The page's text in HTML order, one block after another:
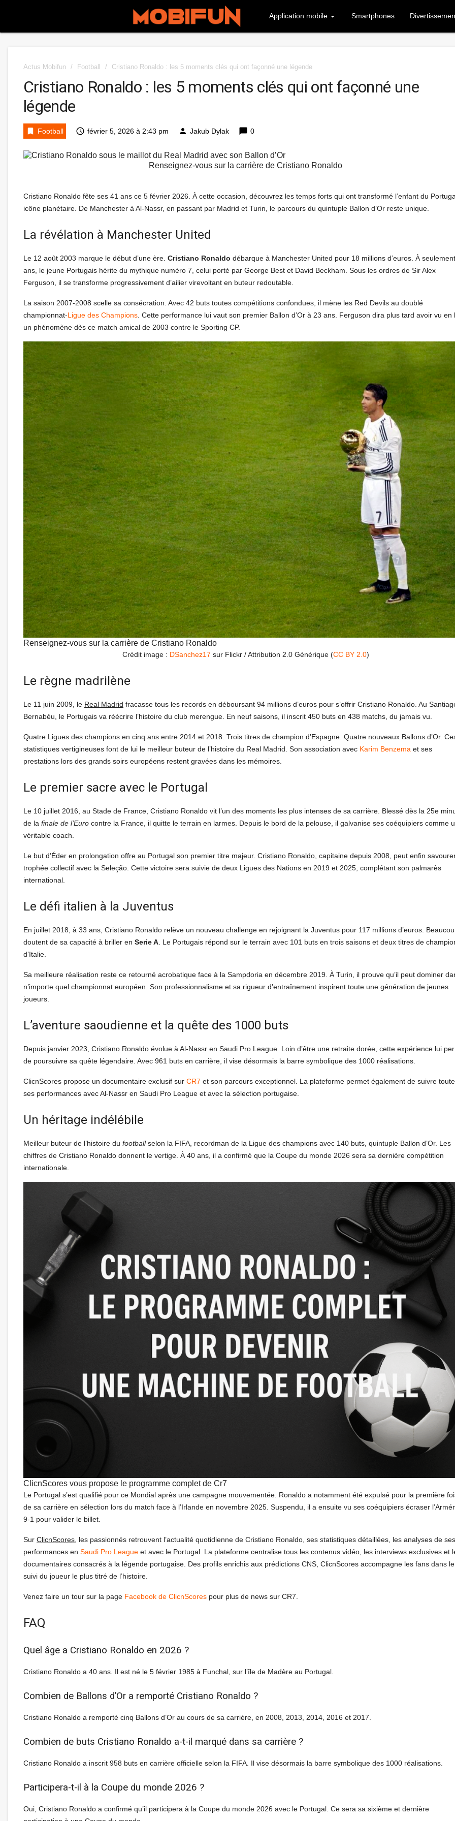
Application mobile Smartphones
Actus Mobifun / Football / Cristiano Ronaldo : les 5 moments clés qui ont façonné une légende
Cristiano Ronaldo : les 5 moments clés qui ont façonné une
légende
bookmark Football access_time février 5, 2026 à 2:43 pm person Jakub Dylak chat_bubble 0
Renseignez-vous sur la carrière de Cristiano Ronaldo
Cristiano Ronaldo fête ses 41 ans ce 5 février 2026. À cette occasion, découvrez les temps forts qui ont transformé l’enfant du
icône planétaire. De Manchester à Al-Nassr, en passant par Madrid et Turin, le parcours du quintuple Ballon d’Or reste unique.
La révélation à Manchester United
Le 12 août 2003 marque le début d’une ère. Cristiano Ronaldo débarque à Manchester United pour 18 millions d’euros. À
ans, le jeune Portugais hérite du mythique numéro 7, celui porté par George Best et David Beckham. Sous les ordres de Sir Alex
Ferguson, il se transforme progressivement d’ailier virevoltant en buteur redoutable.
La saison 2007-2008 scelle sa consécration. Avec 42 buts toutes compétitions confondues, il mène les Red Devils au doublé
championnat-Ligue des Champions . Cette performance lui vaut son premier Ballon d’Or à 23 ans. Ferguson dira plus tard avoir vu en
un phénomène dès ce match amical de 2003 contre le Sporting CP.
Renseignez-vous sur la carrière de Cristiano Ronaldo
Crédit image : DSanchez17 sur Flickr / Attribution 2.0 Générique (CC BY 2.0)
Le règne madrilène
Le 11 juin 2009, le Real Madrid fracasse tous les records en déboursant 94 millions d’euros pour s’offrir Cristiano Ronaldo. Au
Bernabéu, le Portugais va réécrire l’histoire du club merengue. En neuf saisons, il inscrit 450 buts en 438 matchs, du jamais vu.
Quatre Ligues des champions en cinq ans entre 2014 et 2018. Trois titres de champion d’Espagne. Quatre nouveaux Ballons d’Or.
statistiques vertigineuses font de lui le meilleur buteur de l’histoire du Real Madrid. Son association avec Karim Benzema et ses
prestations lors des grands soirs européens restent gravées dans les mémoires.
Le premier sacre avec le Portugal
Le 10 juillet 2016, au Stade de France, Cristiano Ronaldo vit l’un des moments les plus intenses de sa carrière. Blessé dès la 25e
de la finale de l’Euro contre la France, il quitte le terrain en larmes. Depuis le bord de la pelouse, il galvanise ses coéquipiers comme
véritable coach.
Le but d’Éder en prolongation offre au Portugal son premier titre majeur. Cristiano Ronaldo, capitaine depuis 2008, peut enfin
trophée collectif avec la Seleção. Cette victoire sera suivie de deux Ligues des Nations en 2019 et 2025, complétant son palmarès
international.
Le défi italien à la Juventus
En juillet 2018, à 33 ans, Cristiano Ronaldo relève un nouveau challenge en rejoignant la Juventus pour 117 millions d’euros.
doutent de sa capacité à briller en Serie A . Le Portugais répond sur le terrain avec 101 buts en trois saisons et deux titres de
d’Italie.
Sa meilleure réalisation reste ce retourné acrobatique face à la Sampdoria en décembre 2019. À Turin, il prouve qu’il peut dominer
n’importe quel championnat européen. Son professionnalisme et sa rigueur d’entraînement inspirent toute une génération de jeunes
joueurs.
L’aventure saoudienne et la quête des 1000 buts
Depuis janvier 2023, Cristiano Ronaldo évolue à Al-Nassr en Saudi Pro League. Loin d’être une retraite dorée, cette expérience lui
de poursuivre sa quête légendaire. Avec 961 buts en carrière, il vise désormais la barre symbolique des 1000 réalisations.
ClicnScores propose un documentaire exclusif sur CR7 et son parcours exceptionnel. La plateforme permet également de suivre
ses performances avec Al-Nassr en Saudi Pro League et avec la sélection portugaise.
Un héritage indélébile
Meilleur buteur de l’histoire du footballselon la FIFA, recordman de la Ligue des champions avec 140 buts, quintuple Ballon d’Or. Les
chiffres de Cristiano Ronaldo donnent le vertige. À 40 ans, il a confirmé que la Coupe du monde 2026 sera sa dernière compétition
internationale.
ClicnScores vous propose le programme complet de Cr7
Le Portugal s’est qualifié pour ce Mondial après une campagne mouvementée. Ronaldo a notamment été expulsé pour la première
de sa carrière en sélection lors du match face à l’Irlande en novembre 2025. Suspendu, il a ensuite vu ses coéquipiers écraser
9-1 pour valider le billet.
Sur ClicnScores , les passionnés retrouvent l’actualité quotidienne de Cristiano Ronaldo, ses statistiques détaillées, les analyses de ses
performances en Saudi Pro League et avec le Portugal. La plateforme centralise tous les contenus vidéo, les interviews exclusives et
documentaires consacrés à la légende portugaise. Des profils enrichis aux prédictions CNS, ClicnScores accompagne les fans dans
suivi du joueur le plus titré de l’histoire.
Venez faire un tour sur la page Facebook de ClicnScores pour plus de news sur CR7.
FAQ
Quel âge a Cristiano Ronaldo en 2026 ?
Cristiano Ronaldo a 40 ans. Il est né le 5 février 1985 à Funchal, sur l’île de Madère au Portugal.
Combien de Ballons d’Or a remporté Cristiano Ronaldo ?
Cristiano Ronaldo a remporté cinq Ballons d’Or au cours de sa carrière, en 2008, 2013, 2014, 2016 et 2017.
Combien de buts Cristiano Ronaldo a-t-il marqué dans sa carrière ?
Cristiano Ronaldo a inscrit 958 buts en carrière officielle selon la FIFA. Il vise désormais la barre symbolique des 1000 réalisations.
Participera-t-il à la Coupe du monde 2026 ?
Oui, Cristiano Ronaldo a confirmé qu’il participera à la Coupe du monde 2026 avec le Portugal. Ce sera sa sixième et dernière